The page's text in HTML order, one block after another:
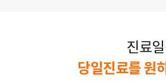
진료
당일진료를 원